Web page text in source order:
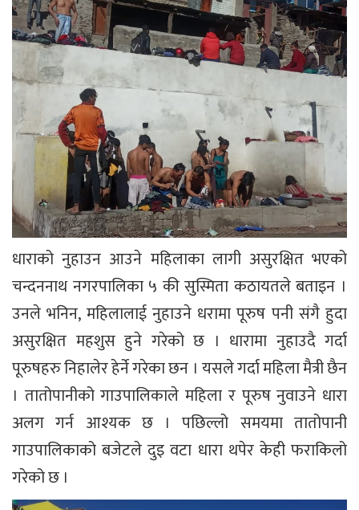
धाराको नुहाउन आउने महिलाका लागी असुरक्षित भएको
चन्दननाथ नगरपालिका ५ की सुस्मिता कठायतले बताइन ।
उनले भनिन, महिलालाई नुहाउने धरामा पूरुष पनी संगै हुदा
असुरक्षित महशुस हुने गरेको छ । धारामा नुहाउदै गर्दा
पूरुषहरु निहालेर हेर्ने गरेका छन । यसले गर्दा महिला मैत्री छैन
। तातोपानीको गाउपालिकाले महिला र पूरुष नुवाउने धारा
अलग गर्न आश्यक छ । पछिल्लो समयमा तातोपानी
गाउपालिकाको बजेटले दुइ वटा धारा थपेर केही फराकिलो
गरेको छ ।